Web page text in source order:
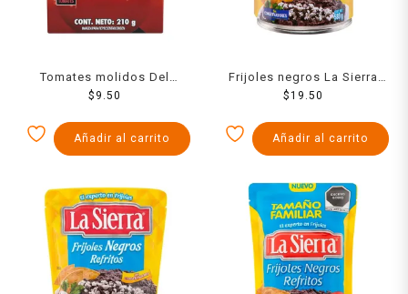
Tomates molidos Del
Fuerte 210 g
$ 9.50
Añadir al carrito
Frijoles negros La Sierra
refritos en lata 580 g
$19.50
Añadir al carrito